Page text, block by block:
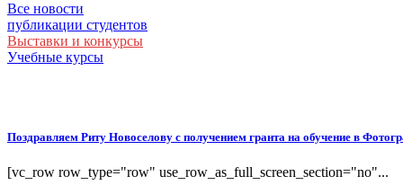
Все новости
публикации студентов
Выставки и конкурсы
Учебные курсы
Поздравляем Риту Новоселову с получением гранта на обучение в
[vc_row row_type="row" use_row_as_full_screen_section="no"...